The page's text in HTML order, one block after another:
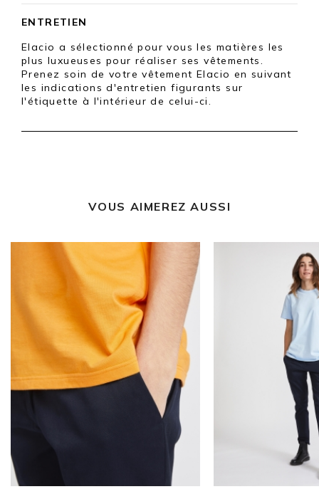
ENTRETIEN
Elacio a sélectionné pour vous les matières les
plus luxueuses pour réaliser ses vêtements.
Prenez soin de votre vêtement Elacio en suivant
les indications d'entretien figurants sur
l'étiquette à l'intérieur de celui-ci.
VOUS AIMEREZ AUSSI